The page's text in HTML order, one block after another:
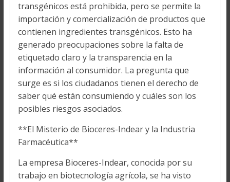
transgénicos está prohibida, pero se permite la
importación y comercialización de productos que
contienen ingredientes transgénicos. Esto ha
generado preocupaciones sobre la falta de
etiquetado claro y la transparencia en la
información al consumidor. La pregunta que
surge es si los ciudadanos tienen el derecho de
saber qué están consumiendo y cuáles son los
posibles riesgos asociados.
**El Misterio de Bioceres-Indear y la Industria
Farmacéutica**
La empresa Bioceres-Indear, conocida por su
trabajo en biotecnología agrícola, se ha visto